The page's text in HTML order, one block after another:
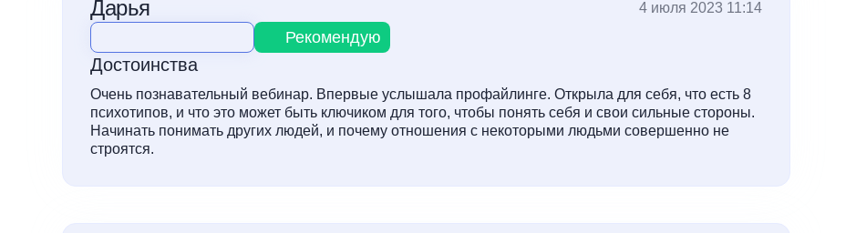
Дарья 4 июля 2023 11:14
Рекомендую
Достоинства
Очень познавательный вебинар. Впервые услышала профайлинге. Открыла для себя, что есть 8
психотипов, и что это может быть ключиком для того, чтобы понять себя и свои сильные стороны.
Начинать понимать других людей, и почему отношения с некоторыми людьми совершенно не
строятся.